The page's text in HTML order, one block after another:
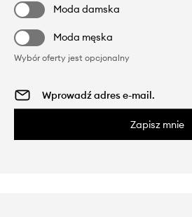
Moda damska
Moda męska
Wybór oferty jest opcjonalny
Zapisz mnie